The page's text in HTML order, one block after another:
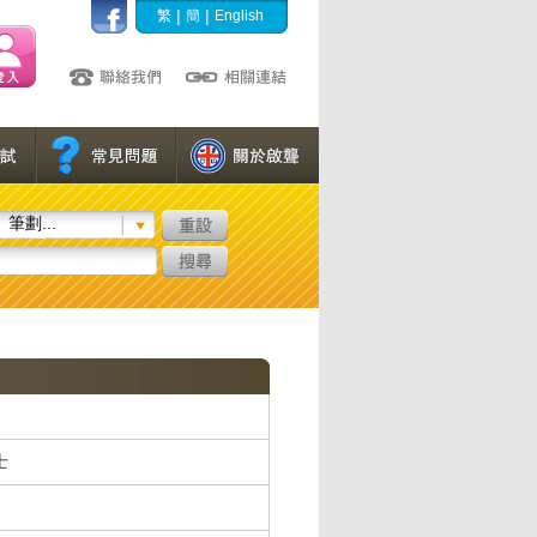
繁 | 簡 | English
筆劃...